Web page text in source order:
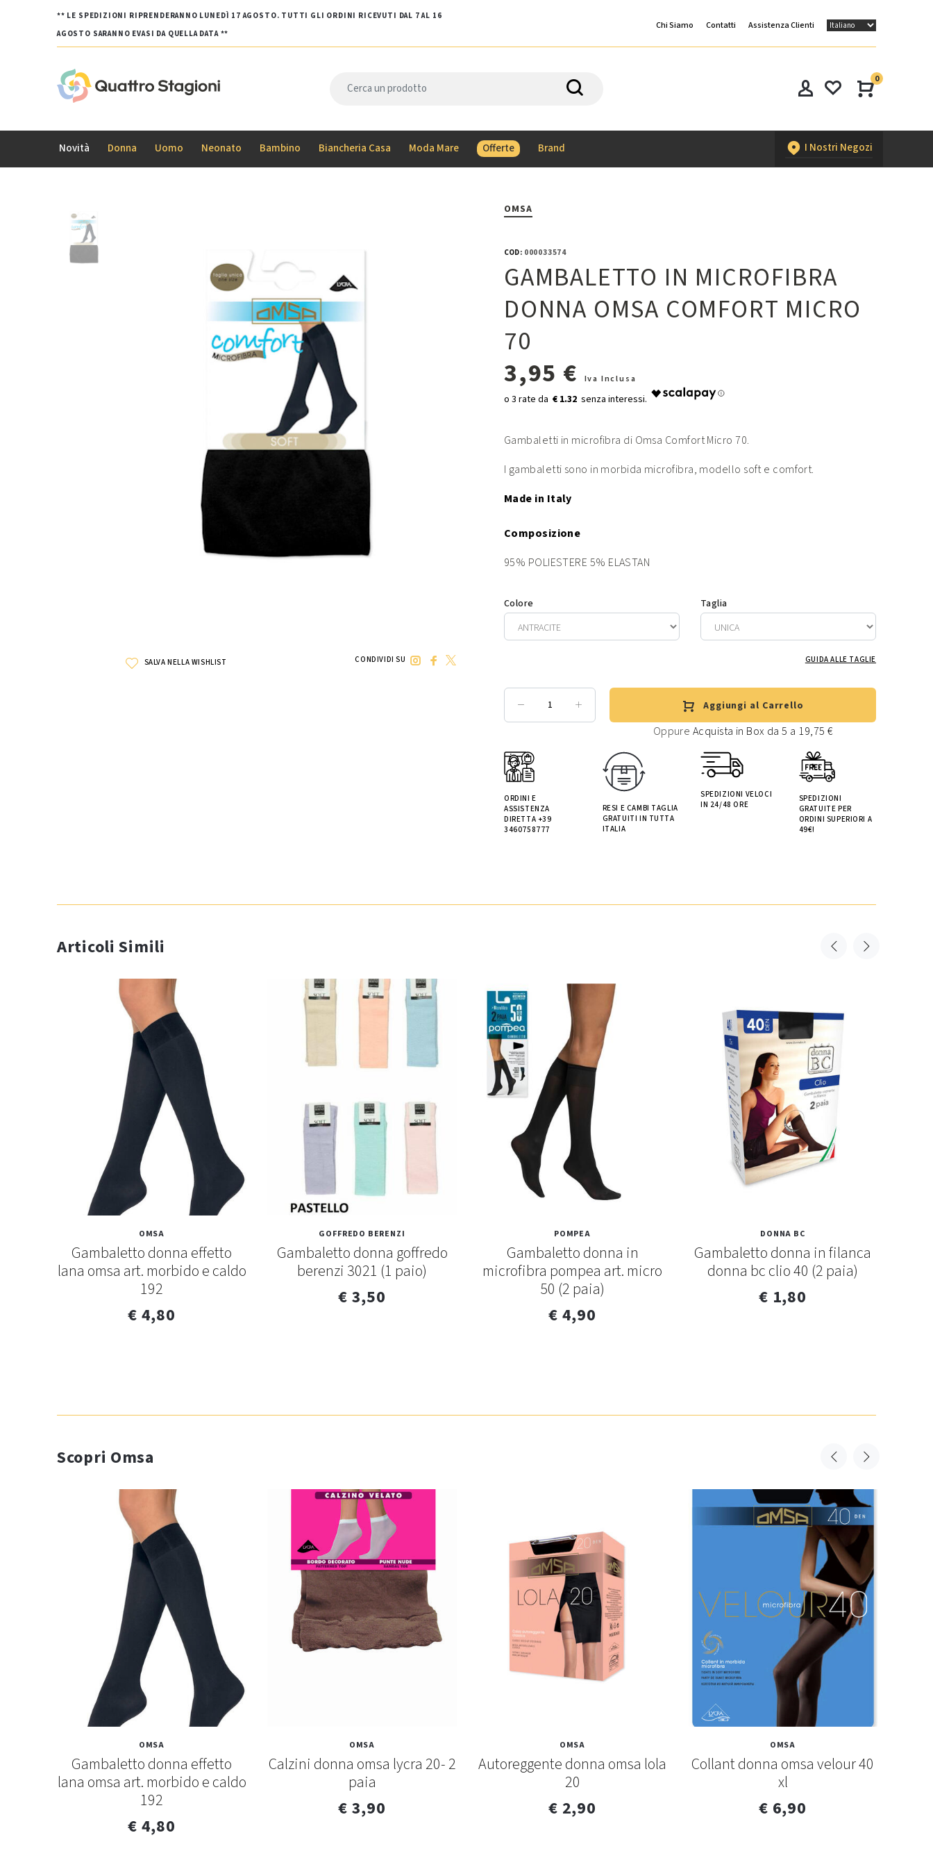
** LE SPEDIZIONI RIPRENDERANNO LUNEDÌ 17 AGOSTO. TUTTI GLI ORDINI RICEVUTI DAL 7 AL 16
AGOSTO SARANNO EVASI DA QUELLA DATA **
Chi Siamo Contatti Assistenza Clienti
0
Novità Donna Uomo Neonato Bambino Biancheria Casa Moda Mare Offerte Brand I Nostri Negozi
SALVA NELLA WISHLIST CONDIVIDI SU
OMSA
COD:000033574
GAMBALETTO IN MICROFIBRA
DONNA OMSA COMFORT MICRO
70
3,95 €
Iva Inclusa
€ 1.32
Gambaletti in microfibra di Omsa Comfort Micro 70.
I gambaletti sono in morbida microfibra, modello soft e comfort.
Made in Italy
Composizione
95% POLIESTERE 5% ELASTAN
Colore Taglia
GUIDA ALLE TAGLIE
Aggiungi al Carrello
Oppure Acquista in Box da 5 a 19,75 €
ORDINI E
ASSISTENZA
DIRETTA +39
3460758777
RESI E CAMBI TAGLIA
GRATUITI IN TUTTA
ITALIA
SPEDIZIONI VELOCI
IN 24/48 ORE
SPEDIZIONI
GRATUITE PER
ORDINI SUPERIORI A
49€!
Articoli Simili
OMSA
Gambaletto donna effetto
lana omsa art. morbido e caldo
192
€ 4,80
GOFFREDO BERENZI
Gambaletto donna goffredo
berenzi 3021 (1 paio)
€ 3,50
POMPEA
Gambaletto donna in
microfibra pompea art. micro
50 (2 paia)
€ 4,90
DONNA BC
Gambaletto donna in filanca
donna bc clio 40 (2 paia)
€ 1,80
Scopri Omsa
OMSA
Gambaletto donna effetto
lana omsa art. morbido e caldo
192
€ 4,80
OMSA
Calzini donna omsa lycra 20- 2
paia
€ 3,90
OMSA
Autoreggente donna omsa lola
20
€ 2,90
OMSA
Collant donna omsa velour 40
xl
€ 6,90